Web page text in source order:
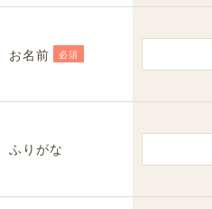
お名前 必須
ふりがな